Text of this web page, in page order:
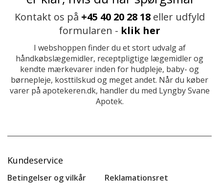
Kontakt os på +45 40 20 28 18eller udfyld
formularen - klik her
I webshoppen finder du et stort udvalg af
håndkøbslægemidler, receptpligtige lægemidler og
kendte mærkevarer inden for hudpleje, baby- og
børnepleje, kosttilskud og meget andet. Når du køber
varer på apotekeren.dk, handler du med Lyngby Svane
Apotek.
Kundeservice
Betingelser og vilkår
Reklamationsret